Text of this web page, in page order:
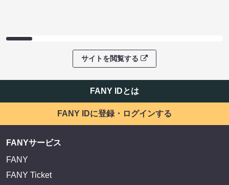
サイトを閲覧する
FANY IDとは
FANY IDに登録・ログインする
FANYサービス
FANY
FANY Ticket